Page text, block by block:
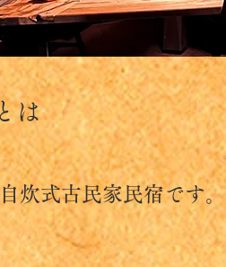
は
式古民家民宿です。